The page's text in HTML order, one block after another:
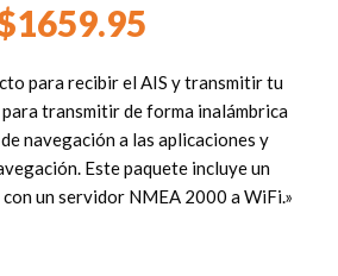
1659.95
para recibir el AIS y transmitir tu
transmitir de forma inalámbrica
navegación a las aplicaciones y
Este paquete incluye un
un servidor NMEA 2000 a WiFi.»